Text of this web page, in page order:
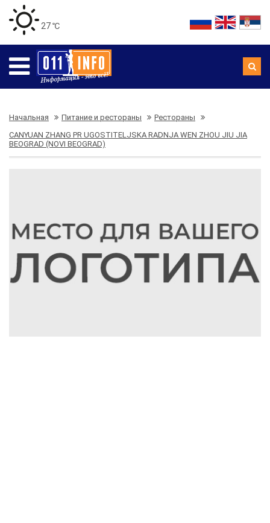
27 ℃
Начальная Питание и рестораны
Рестораны
CANYUAN ZHANG PR UGOSTITELJSKA RADNJA WEN ZHOU JIU JIA
BEOGRAD (NOVI BEOGRAD)